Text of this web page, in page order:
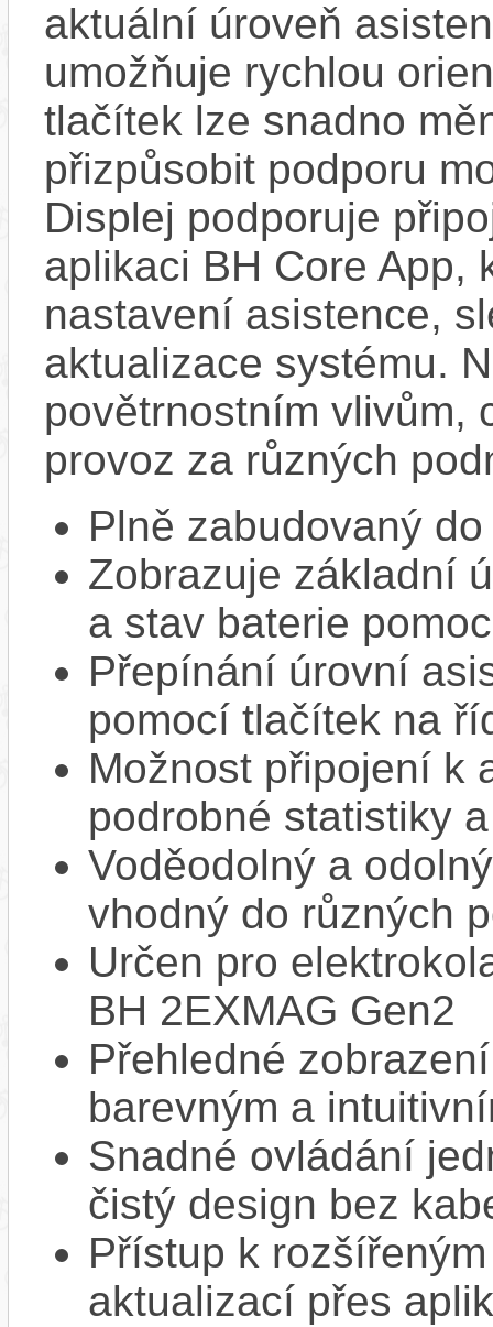
aktuální úroveň
umožňuje rychlou
tlačítek lze snadno
přizpůsobit podporu
Displej podporuje
aplikaci BH Core App,
nastavení asistence,
aktualizace systému.
povětrnostním vlivům,
provoz za různých
Plně zabudovaný
Zobrazuje základní
a stav baterie
Přepínání úrovní
pomocí tlačítek na
Možnost připojení k
podrobné statistiky
Voděodolný a
vhodný do různých
Určen pro
BH 2EXMAG Gen2
Přehledné
barevným a
Snadné ovládání
čistý design bez
Přístup k
aktualizací přes